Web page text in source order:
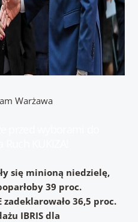
Warżawa
się minioną niedzielę,
39 proc.
36,5 proc.
IBRIS dla